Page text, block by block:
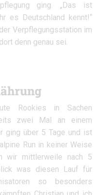
ging. „Das ist
es Deutschland kennt!“
Verpflegungsstation im
denn genau sei.
Rookies in Sachen
zwei Mal an einem
ging über 5 Tage und ist
Run in keiner Weise
wir mittlerweile nach 5
was diesen Lauf für
so besonders